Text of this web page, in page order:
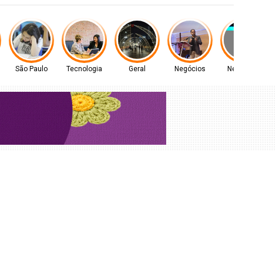
São Paulo Tecnologia Geral Negócios Negócios